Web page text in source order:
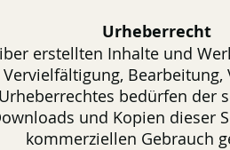
Urheberrecht
erstellten Inhalte und
bedürfen
und Kopien dieser
kommerziellen Gebrauch